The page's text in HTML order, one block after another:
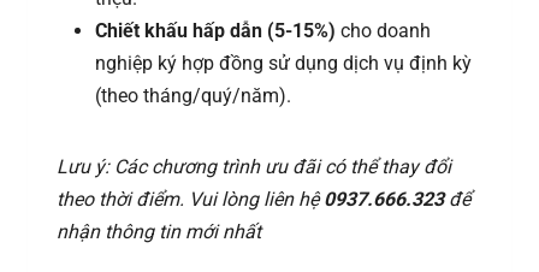
Chiết khấu hấp dẫn (5-15%) cho doanh
nghiệp ký hợp đồng sử dụng dịch vụ định kỳ
(theo tháng/quý/năm).
Lưu ý: Các chương trình ưu đãi có thể thay đổi
theo thời điểm. Vui lòng liên hệ0937.666.323để
nhận thông tin mới nhất